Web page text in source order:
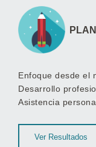
Enfoque desde el
Desarrollo
Asistencia
Ver Resultados